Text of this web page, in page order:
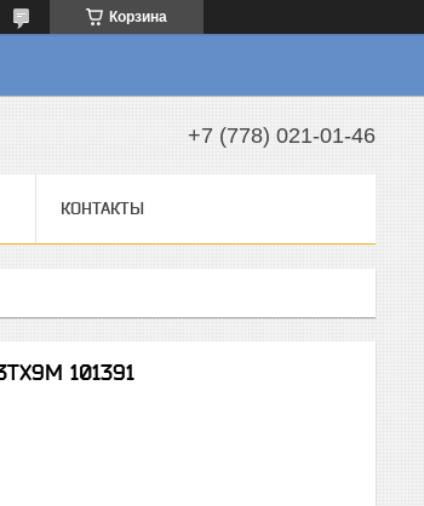
Корзина
+7 (778) 021-01-46
КОНТАКТЫ
101391